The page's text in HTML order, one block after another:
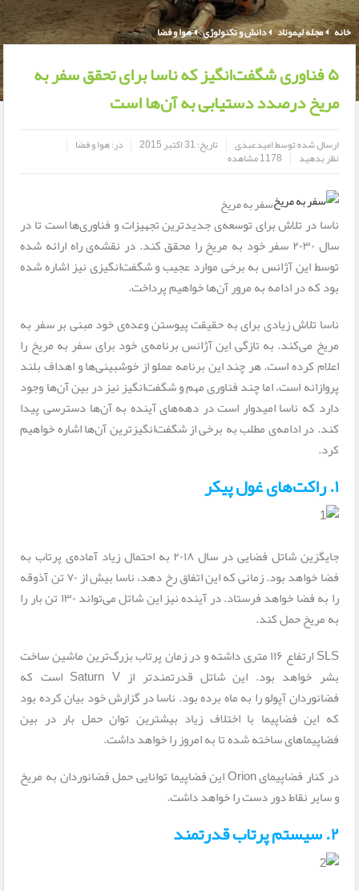
خانه مجله لیموناد دانش و تکنولوژی هوا و فضا
۵ فناوری شگفت‌انگیز که ناسا برای تحقق سفر به
مریخ درصدد دستیابی به آن‌ها است
ارسال شده توسطامیدعبدی تاریخ:31 اکتبر 2015 در:هوا و فضا
نظر بدهید 1178 مشاهده
سفر به مریخ
ناسا در تلاش برای توسعه‌ی جدیدترین تجهیزات و فناوری‌ها است تا در
سال ۲۰۳۰ سفر خود به مریخ را محقق کند. در نقشه‌ی راه ارائه شده
توسط این آژانس به برخی موارد عجیب و شگفت‌انگیزی نیز اشاره شده
بود که در ادامه به مرور آن‌ها خواهیم پرداخت.
ناسا تلاش زیادی برای به حقیقت پیوستن وعده‌ی خود مبنی بر سفر به
مریخ می‌کند. به تازگی این آژانس برنامه‌ی خود برای سفر به مریخ را
اعلام کرده است. هر چند این برنامه مملو از خوشبینی‌ها و اهداف بلند‌
پروازانه است، اما چند فناوری مهم و شگفت‌انگیز نیز در بین آن‌ها وجود
دارد که ناسا امیدوار است در دهه‌های آینده به آن‌ها دسترسی پیدا
کند. در ادامه‌ی مطلب به برخی از شگفت‌انگیزترین آن‌ها اشاره خواهیم
کرد.
۱. راکت‌های غول پیکر
جایگزین شاتل فضایی در سال ۲۰۱۸ به احتمال زیاد آماده‌ی پرتاب به
فضا خواهد بود. زمانی که این اتفاق رخ دهد، ناسا بیش از ۷۰ تن آذوقه
را به فضا خواهد فرستاد. در آینده نیز این شاتل می‌تواند ۱۳۰ تن بار را
به مریخ حمل کند.
SLS ارتفاع ۱۱۶ متری داشته و در زمان پرتاب بزرگ‌ترین ماشین ساخت
بشر خواهد بود. این شاتل قدرتمندتر از Saturn V است که
فضانوردان آپولو را به ماه برده بود. ناسا در گزارش خود بیان کرده بود
که این فضاپیما با اختلاف زیاد بیشترین توان حمل بار در بین
فضاپیماهای ساخته شده تا به امروز را خواهد داشت.
در کنار فضاپیمای Orion این فضاپیما توانایی حمل فضانوردان به مریخ
و سایر نقاط دور دست را خواهد داشت.
۲. سیستم پرتاب قدرتمند